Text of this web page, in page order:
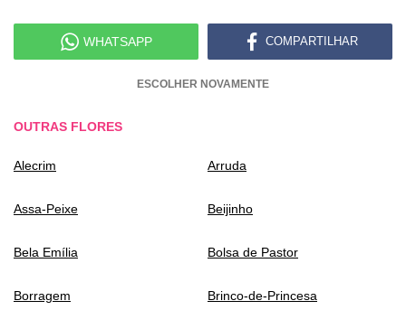
WHATSAPP COMPARTILHAR
ESCOLHER NOVAMENTE
OUTRAS FLORES
Alecrim Arruda
Assa-Peixe Beijinho
Bela Emília Bolsa de Pastor
Borragem Brinco-de-Princesa